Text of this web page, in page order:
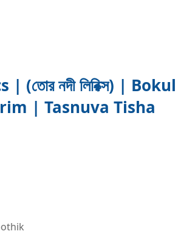
(তোর নদী লিরিক্স) |
| Tasnuva Tisha